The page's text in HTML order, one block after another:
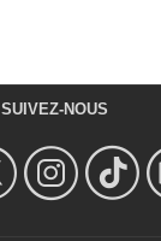
SUIVEZ-NOUS